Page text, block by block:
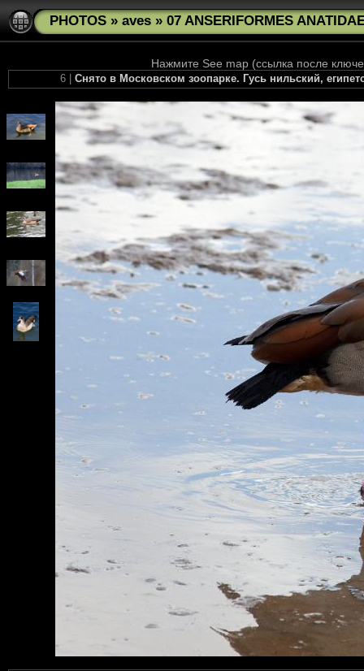
PHOTOS » aves » 07 ANSERIFORMES
Нажмите See map (ссылка после
6 |Снято в Московском зоопарке. Гусь нильский,